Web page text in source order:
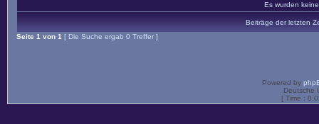
Es wurden
Beiträge der letzten
Seite 1 von 1 [ Die Suche ergab 0 Treffer ]
Powered by
Deutsche
[ Time :